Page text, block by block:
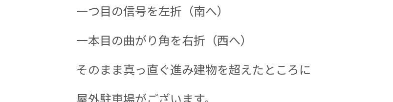
一つ目の信号を左折（南へ）
一本目の曲がり角を右折（西へ）
そのまま真っ直ぐ進み建物を超えたところに
屋外駐車場がございます。